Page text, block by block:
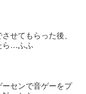
せてもらった後、
ら…ふふ
ーセンで音ゲーをプ